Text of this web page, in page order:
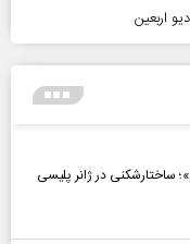
اربعین
ساختارشکنی در ژانر پلیسی